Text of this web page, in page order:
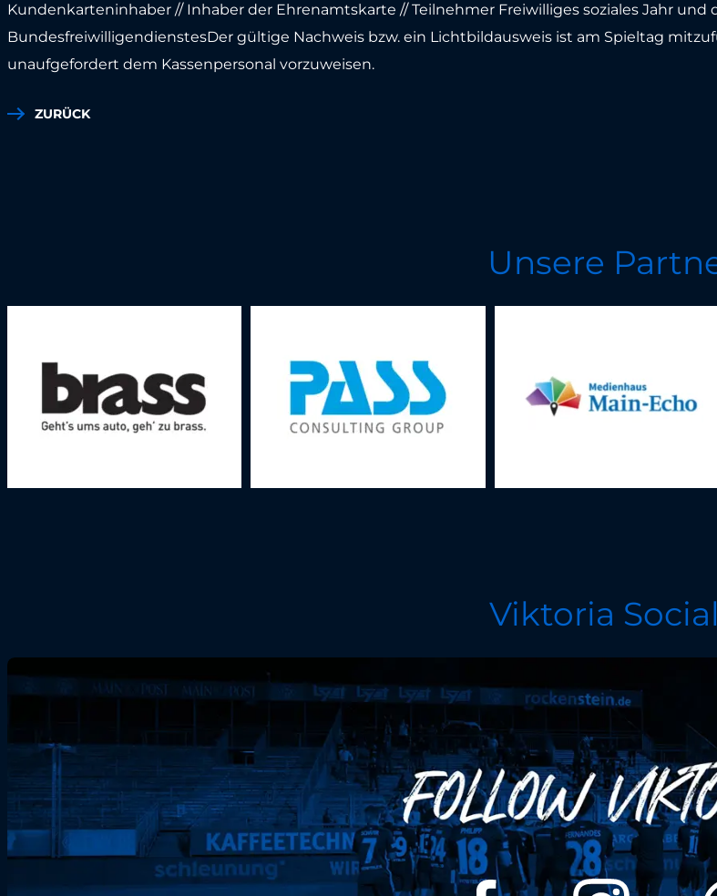
Kundenkarteninhaber // Inhaber der Ehrenamtskarte // Teilnehmer Freiwilliges soziales Jahr und
BundesfreiwilligendienstesDer gültige Nachweis bzw. ein Lichtbildausweis ist am Spieltag
unaufgefordert dem Kassenpersonal vorzuweisen.
ZURÜCK
Unsere
Viktoria